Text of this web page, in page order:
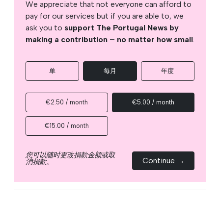
We appreciate that not everyone can afford to
pay for our services but if you are able to, we
ask you to support The Portugal News by
making a contribution – no matter how small
单 每月 年度
€2.50 / month €5.00 / month
€15.00 / month
您可以随时更改捐款金额或取
消捐款。 Continue →